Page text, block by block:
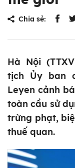
Chia sẻ:
Hà Nội
tịch Ủy ban
Leyen cảnh
toàn cầu sử
trừng phạt,
thuế quan.